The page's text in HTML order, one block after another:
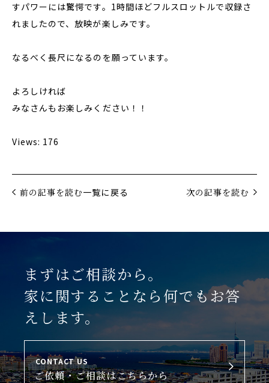
すパワーには驚愕です。1時間ほどフルスロットルで収録さ
れましたので、放映が楽しみです。
なるべく長尺になるのを願っています。
よろしければ
みなさんもお楽しみください！！
Views: 176
前の記事を読む一覧に戻る 次の記事を読む
まずはご相談から。
家に関することなら何でもお答
えします。
CONTACT US
ご依頼・ご相談はこちらから